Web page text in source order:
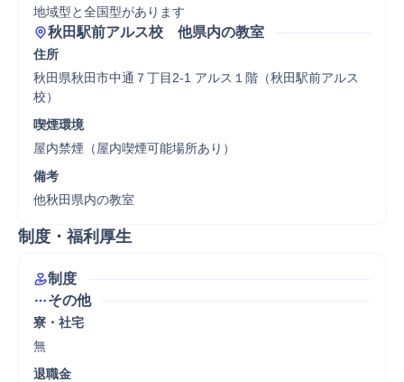
地域型と全国型があります
秋田駅前アルス校　他県内の教室
住所
秋田県秋田市中通７丁目2-1 アルス１階（秋田駅前アルス
校）
喫煙環境
屋内禁煙（屋内喫煙可能場所あり）
備考
他秋田県内の教室
制度・福利厚生
制度
その他
寮・社宅
無
退職金